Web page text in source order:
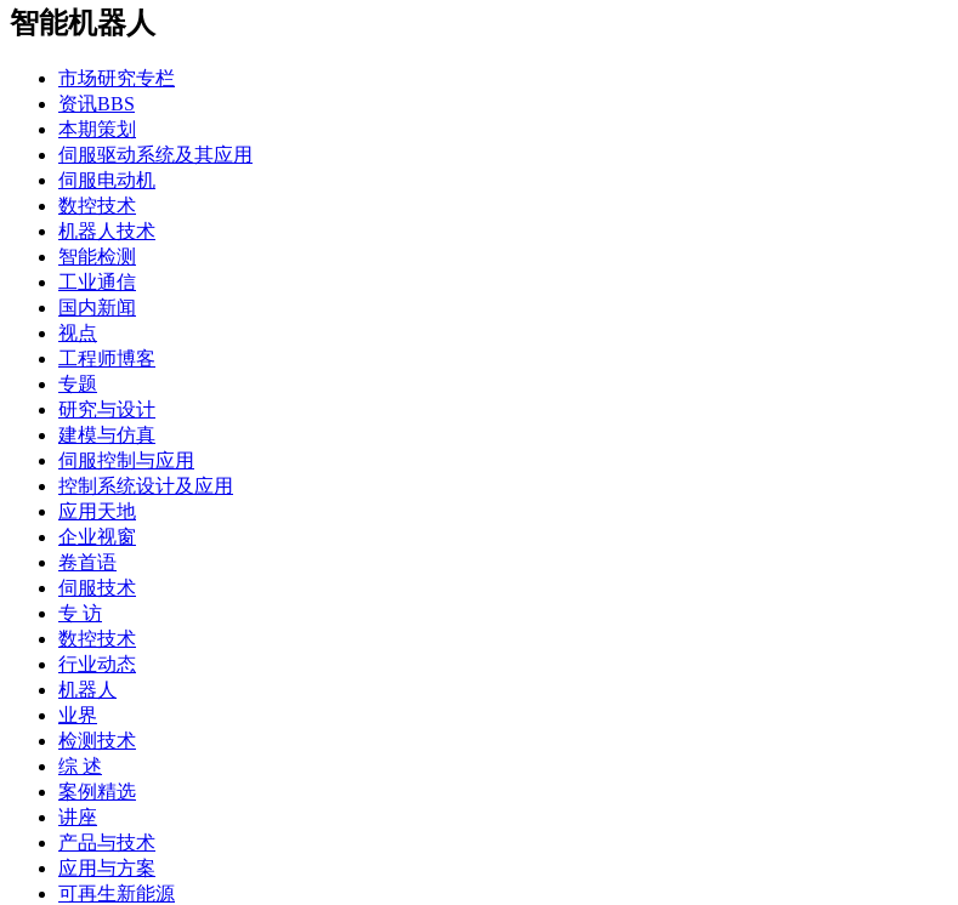
智能机器人
市场研究专栏
资讯BBS
本期策划
伺服驱动系统及其应用
伺服电动机
数控技术
机器人技术
智能检测
工业通信
国内新闻
视点
工程师博客
专题
研究与设计
建模与仿真
伺服控制与应用
控制系统设计及应用
应用天地
企业视窗
卷首语
伺服技术
专 访
数控技术
行业动态
机器人
业界
检测技术
综 述
案例精选
讲座
产品与技术
应用与方案
可再生新能源